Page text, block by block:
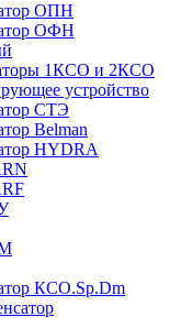
ОПН
ОФН
1КСО и 2КСО
устройство
СТЭ
Belman
HYDRA
КСО.Sp.Dm